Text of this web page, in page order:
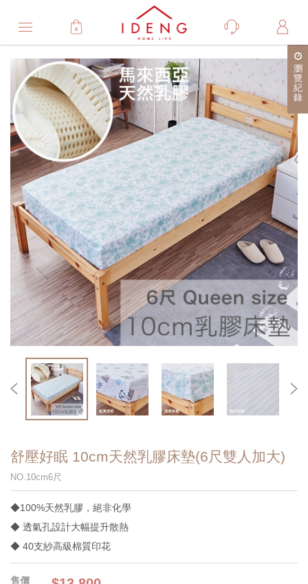
0
瀏
覽
紀
錄
Product
產
品
詳
細
介
紹
舒壓好眠 10cm天然乳膠床墊(6尺雙人加大)
NO.10cm6尺
◆100%天然乳膠，絕非化學
◆ 透氣孔設計大幅提升散熱
◆ 40支紗高級棉質印花